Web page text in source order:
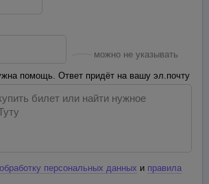
можно не указывать
помощь. Ответ придёт на вашу эл.почту
обработку персональных данных и правила